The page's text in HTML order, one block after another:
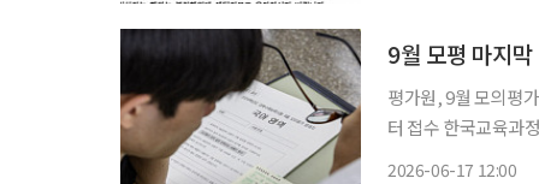
9월 모평 마지
평가원, 9월 모의평
터 접수 한국교육과정평가원이 오는 9월 실시되는 대학수학능력시험 모의평가를 끝으로 온
2026-06-17 12:00